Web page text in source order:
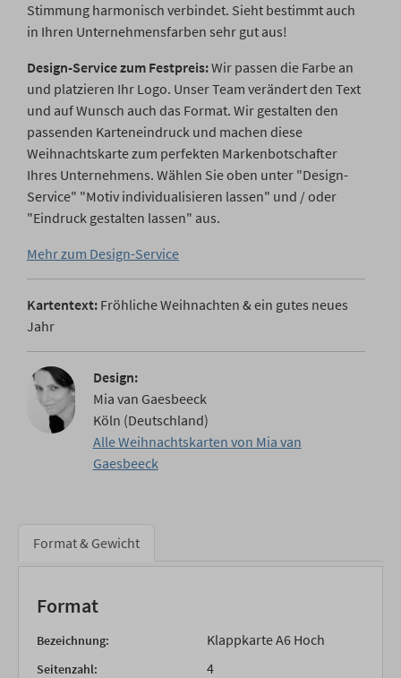
Stimmung harmonisch verbindet. Sieht bestimmt auch
in Ihren Unternehmensfarben sehr gut aus!
Design-Service zum Festpreis:Wir passen die Farbe an
und platzieren Ihr Logo. Unser Team verändert den Text
und auf Wunsch auch das Format. Wir gestalten den
passenden Karteneindruck und machen diese
Weihnachtskarte zum perfekten Markenbotschafter
Ihres Unternehmens. Wählen Sie oben unter "Design-
Service" "Motiv individualisieren lassen" und / oder
"Eindruck gestalten lassen" aus.
Mehr zum Design-Service
Kartentext: Fröhliche Weihnachten & ein gutes neues
Jahr
Design:
Mia van Gaesbeeck
Köln (Deutschland)
Alle Weihnachtskarten von Mia van
Gaesbeeck
Format & Gewicht
Format
Bezeichnung: Klappkarte A6 Hoch
Seitenzahl: 4